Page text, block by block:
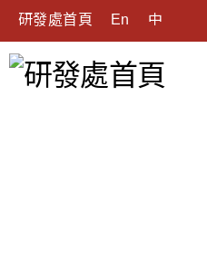
研發處首頁 En 中